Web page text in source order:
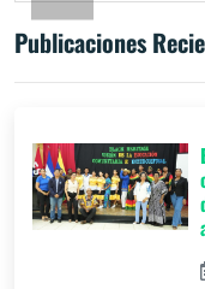
Publicaciones